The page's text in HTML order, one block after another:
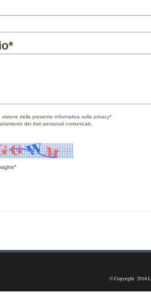
*
visione della presente informativa sulla privacy*
dei dati personali comunicati.
© Copyright 2018